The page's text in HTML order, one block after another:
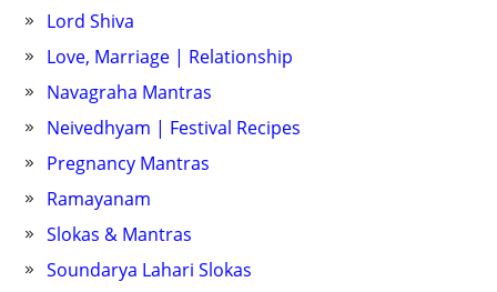
Lord Shiva
Love, Marriage | Relationship
Navagraha Mantras
Neivedhyam | Festival Recipes
Pregnancy Mantras
Ramayanam
Slokas & Mantras
Soundarya Lahari Slokas